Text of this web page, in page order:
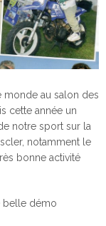
monde au salon des
cette année un
notre sport sur la
notamment le
bonne activité
belle démo